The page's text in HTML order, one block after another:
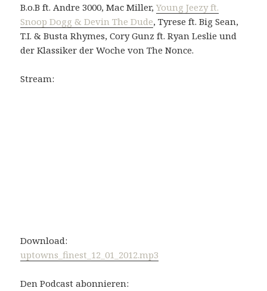
B.o.B ft. Andre 3000, Mac Miller,Young Jeezy ft.
Snoop Dogg & Devin The Dude, Tyrese ft. Big Sean,
T.I. & Busta Rhymes, Cory Gunz ft. Ryan Leslie und
der Klassiker der Woche von The Nonce.
Stream:
Download:
uptowns_finest_12_01_2012.mp3
Den Podcast abonnieren: